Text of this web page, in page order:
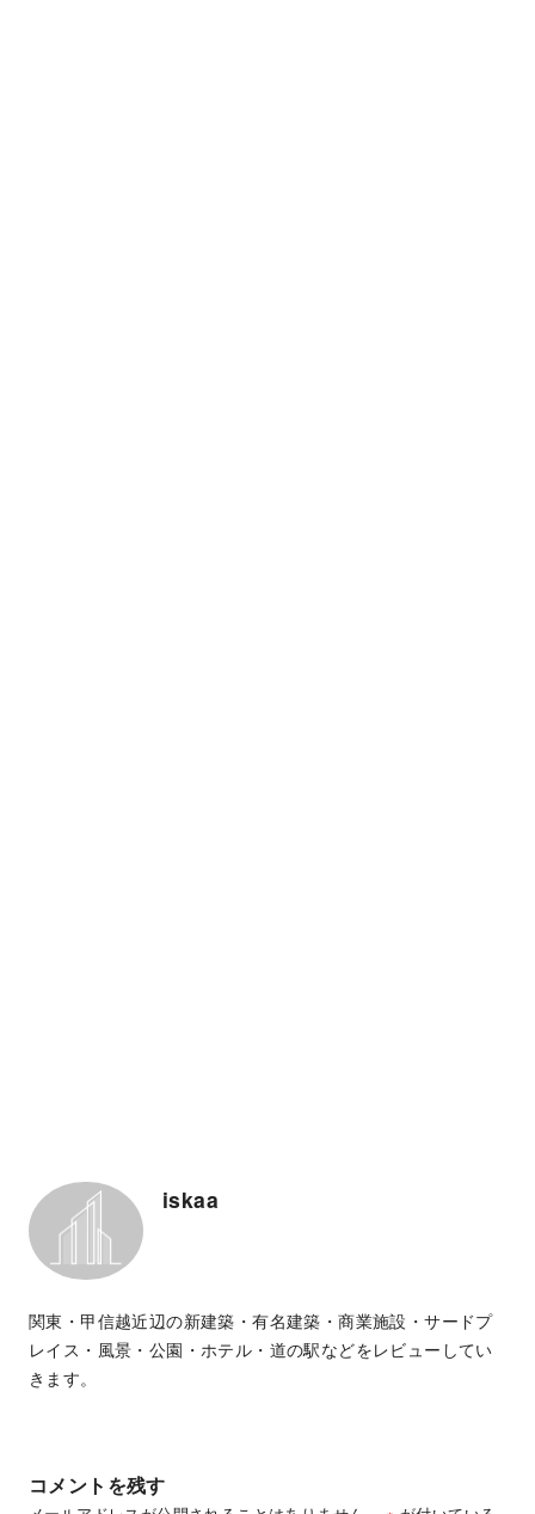
iskaa
関東・甲信越近辺の新建築・有名建築・商業施設・サードプ
レイス・風景・公園・ホテル・道の駅などをレビューしてい
きます。
コメントを残す